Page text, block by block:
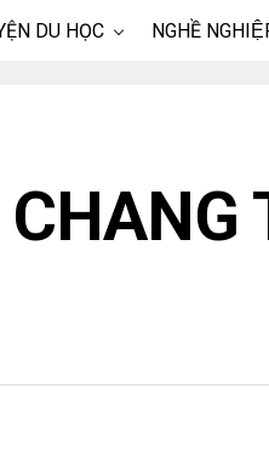
DU HỌC NGHỀ